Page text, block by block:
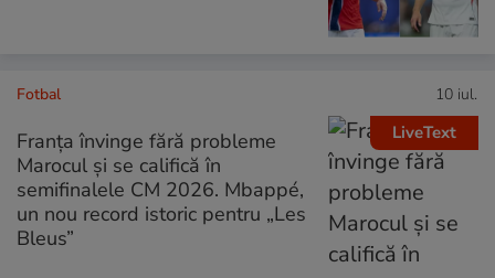
LiveText
Fotbal 10 iul.
Franța învinge fără probleme
Marocul și se califică în
semifinalele CM 2026. Mbappé,
un nou record istoric pentru „Les
Bleus”